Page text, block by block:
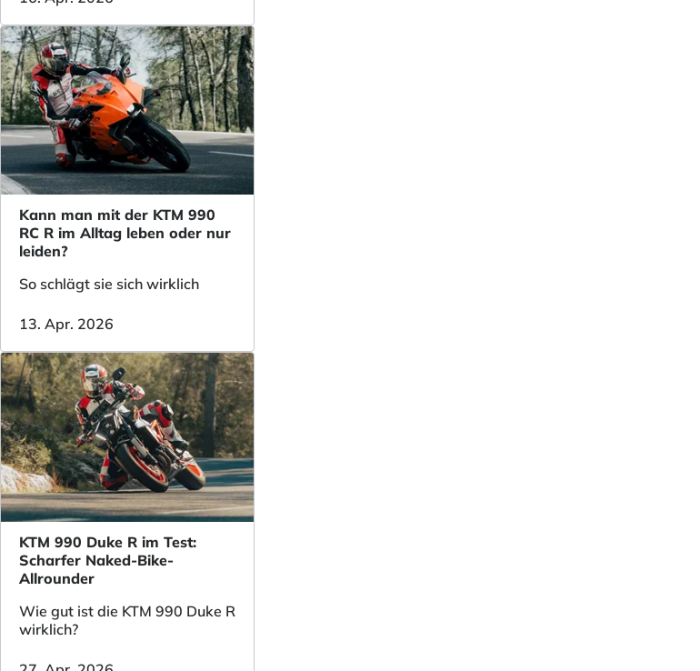
Kann man mit der KTM 990
RC R im Alltag leben oder nur
leiden?
So schlägt sie sich wirklich
13. Apr. 2026
KTM 990 Duke R im Test:
Scharfer Naked-Bike-
Allrounder
Wie gut ist die KTM 990 Duke R
wirklich?